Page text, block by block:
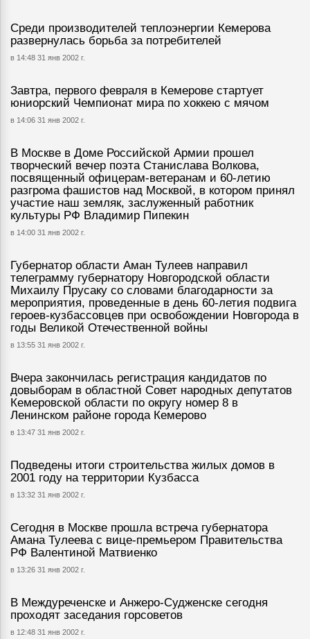
Среди производителей теплоэнергии Кемерова
развернулась борьба за потребителей
в 14:48 31 янв 2002 г.
Завтра, первого февраля в Кемерове стартует
юниорский Чемпионат мира по хоккею с мячом
в 14:06 31 янв 2002 г.
В Москве в Доме Российской Армии прошел
творческий вечер поэта Станислава Волкова,
посвященный офицерам-ветеранам и 60-летию
разгрома фашистов над Москвой, в котором принял
участие наш земляк, заслуженный работник
культуры РФ Владимир Пипекин
в 14:00 31 янв 2002 г.
Губернатор области Аман Тулеев направил
телеграмму губернатору Новгородской области
Михаилу Прусаку со словами благодарности за
мероприятия, проведенные в день 60-летия подвига
героев-кузбассовцев при освобождении Новгорода в
годы Великой Отечественной войны
в 13:55 31 янв 2002 г.
Вчера закончилась регистрация кандидатов по
довыборам в областной Совет народных депутатов
Кемеровской области по округу номер 8 в
Ленинском районе города Кемерово
в 13:47 31 янв 2002 г.
Подведены итоги строительства жилых домов в
2001 году на территории Кузбасса
в 13:32 31 янв 2002 г.
Сегодня в Москве прошла встреча губернатора
Амана Тулеева с вице-премьером Правительства
РФ Валентиной Матвиенко
в 13:26 31 янв 2002 г.
В Междуреченске и Анжеро-Судженске сегодня
проходят заседания горсоветов
в 12:48 31 янв 2002 г.